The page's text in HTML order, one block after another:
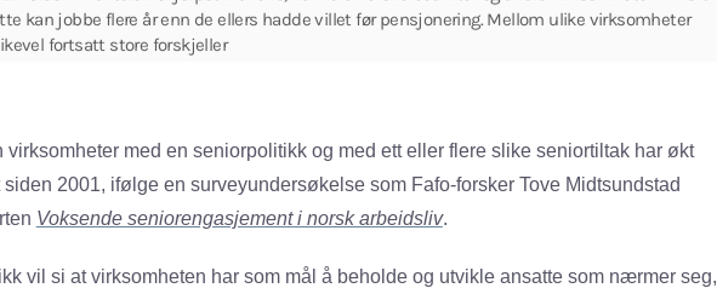
kan jobbe flere år enn de ellers hadde villet før pensjonering. Mellom ulike virksomheter
fortsatt store forskjeller
virksomheter med en seniorpolitikk og med ett eller flere slike seniortiltak har økt
siden 2001, ifølge en surveyundersøkelse som Fafo-forsker Tove Midtsundstad
Voksende seniorengasjement i norsk arbeidsliv.
vil si at virksomheten har som mål å beholde og utvikle ansatte som nærmer seg,